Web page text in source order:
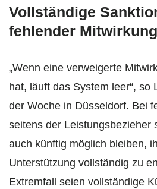
Vollständige
fehlender Mitwirkung
„Wenn eine verweigerte
hat, läuft das System leer“, so
der Woche in Düsseldorf. Bei
seitens der Leistungsbezieher
auch künftig möglich bleiben,
Unterstützung vollständig zu
Extremfall seien vollständige